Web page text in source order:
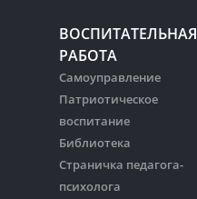
ВОСПИТАТЕЛЬНАЯ
РАБОТА
Самоуправление
Патриотическое
воспитание
Библиотека
Страничка педагога-
психолога